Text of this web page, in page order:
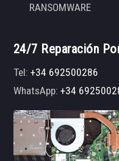
RANSOMWARE
24/7 Reparación
Tel:+34 692500286
WhatsApp:+34